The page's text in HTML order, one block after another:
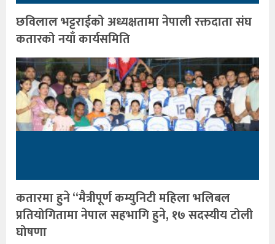
छविलाल भट्टराईको अध्यक्षतामा नेपाली रक्तदाता संघ
कतारको नयाँ कार्यसमिति
कतारमा हुने “मैत्रीपूर्ण कम्युनिटी महिला भलिबल
प्रतियोगितामा नेपाल सहभागि हुने, १७ सदस्यीय टोली
घोषणा